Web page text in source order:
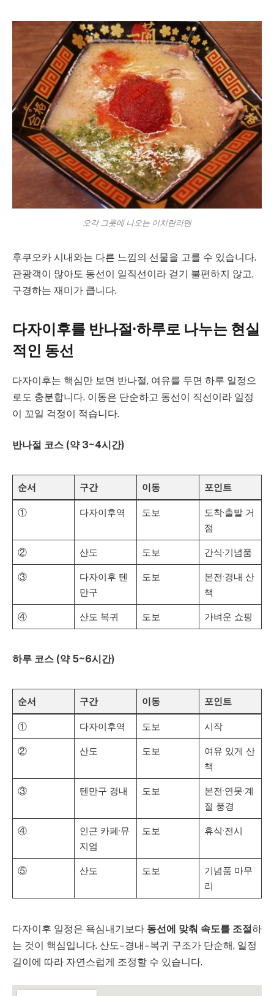
오각 그릇에 나오는 이치란라멘
후쿠오카 시내와는 다른 느낌의 선물을 고를 수 있습니다.
관광객이 많아도 동선이 일직선이라 걷기 불편하지 않고,
구경하는 재미가 큽니다.
다자이후를 반나절·하루로 나누는 현실
적인 동선
다자이후는 핵심만 보면 반나절, 여유를 두면 하루 일정으
로도 충분합니다. 이동은 단순하고 동선이 직선이라 일정
이 꼬일 걱정이 적습니다.
반나절 코스 (약 3~4시간)
순서 구간 이동 포인트
① 다자이후역 도보
도착·출발 거
점
② 산도 도보 간식·기념품
③
다자이후 텐
만구
도보
본전·경내 산
책
④ 산도 복귀 도보 가벼운 쇼핑
하루 코스 (약 5~6시간)
순서 구간 이동 포인트
① 다자이후역 도보 시작
② 산도 도보
여유 있게 산
책
③ 텐만구 경내 도보
본전·연못·계
절 풍경
④
인근 카페·뮤
지엄
도보 휴식·전시
⑤ 산도 도보
기념품 마무
리
다자이후 일정은 욕심내기보다 동선에 맞춰 속도를 조절하
는 것이 핵심입니다. 산도–경내–복귀 구조가 단순해, 일정
길이에 따라 자연스럽게 조정할 수 있습니다.